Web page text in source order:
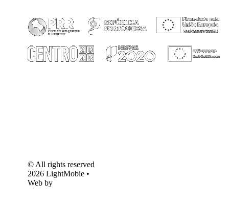
© All rights reserved
2026 LightMobie •
Web by